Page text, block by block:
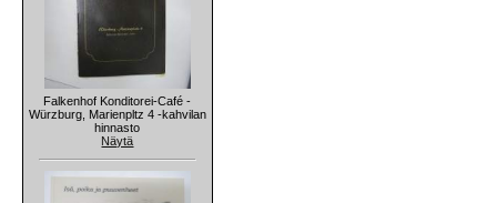
Falkenhof Konditorei-Café -
Würzburg, Marienpltz 4 -kahvilan
hinnasto
Näytä